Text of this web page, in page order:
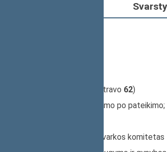
(užsiregistravo 62)
Dėl pritarimo po pateikimo;
Pagrindinis: Teisės ir teisėtvarkos komitetas